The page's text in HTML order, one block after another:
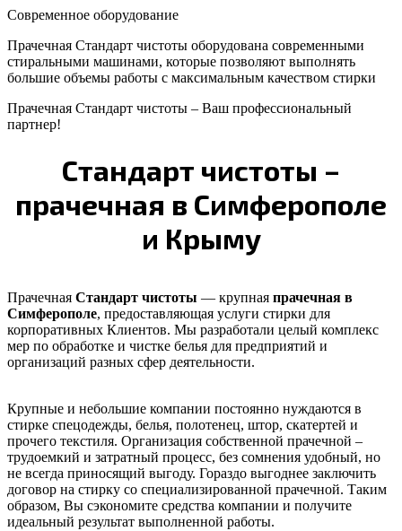
Современное оборудование
Прачечная Стандарт чистоты оборудована современными
стиральными машинами, которые позволяют выполнять
большие объемы работы с максимальным качеством стирки
Прачечная Стандарт чистоты – Ваш профессиональный
партнер!
Стандарт чистоты –
прачечная в Симферополе
и Крыму
Прачечная Стандарт чистоты — крупная прачечная в
Симферополе, предоставляющая услуги стирки для
корпоративных Клиентов. Мы разработали целый комплекс
мер по обработке и чистке белья для предприятий и
организаций разных сфер деятельности.
Крупные и небольшие компании постоянно нуждаются в
стирке спецодежды, белья, полотенец, штор, скатертей и
прочего текстиля. Организация собственной прачечной –
трудоемкий и затратный процесс, без сомнения удобный, но
не всегда приносящий выгоду. Гораздо выгоднее заключить
договор на стирку со специализированной прачечной. Таким
образом, Вы сэкономите средства компании и получите
идеальный результат выполненной работы.